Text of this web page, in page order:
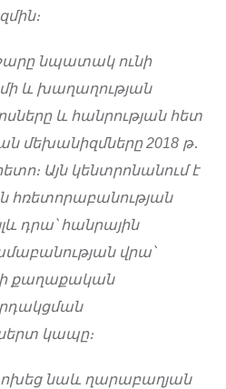
նպատակ ունի
և խաղաղության
և հանրության հետ
մեխանիզմները 2018 թ․
Այն կենտրոնանում է
հռետորաբանության
դրա՝ հանրային
վրա՝
քաղաքական
կապը։
նաև ղարաբաղյան